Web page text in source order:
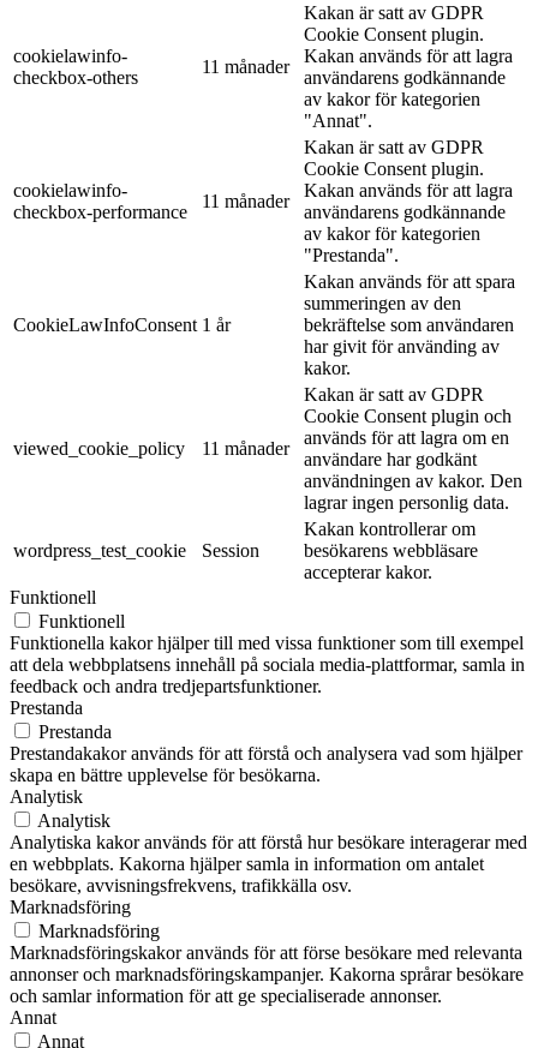
cookielawinfo-
checkbox-others
11 månader
Kakan är satt av GDPR
Cookie Consent plugin.
Kakan används för att lagra
användarens godkännande
av kakor för kategorien
"Annat".
cookielawinfo-
checkbox-performance
11 månader
Kakan är satt av GDPR
Cookie Consent plugin.
Kakan används för att lagra
användarens godkännande
av kakor för kategorien
"Prestanda".
CookieLawInfoConsent 1 år
Kakan används för att spara
summeringen av den
bekräftelse som användaren
har givit för använding av
kakor.
viewed_cookie_policy 11 månader
Kakan är satt av GDPR
Cookie Consent plugin och
används för att lagra om en
användare har godkänt
användningen av kakor. Den
lagrar ingen personlig data.
wordpress_test_cookie Session
Kakan kontrollerar om
besökarens webbläsare
accepterar kakor.
Funktionell
Funktionell
Funktionella kakor hjälper till med vissa funktioner som till exempel
att dela webbplatsens innehåll på sociala media-plattformar, samla in
feedback och andra tredjepartsfunktioner.
Prestanda
Prestanda
Prestandakakor används för att förstå och analysera vad som hjälper
skapa en bättre upplevelse för besökarna.
Analytisk
Analytisk
Analytiska kakor används för att förstå hur besökare interagerar med
en webbplats. Kakorna hjälper samla in information om antalet
besökare, avvisningsfrekvens, trafikkälla osv.
Marknadsföring
Marknadsföring
Marknadsföringskakor används för att förse besökare med relevanta
annonser och marknadsföringskampanjer. Kakorna språrar besökare
och samlar information för att ge specialiserade annonser.
Annat
Annat